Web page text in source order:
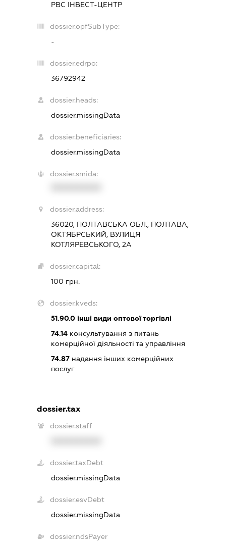
РВС ІНВЕСТ-ЦЕНТР
dossier.opfSubType:
-
dossier.edrpo:
36792942
dossier.heads:
dossier.missingData
dossier.beneficiaries:
dossier.missingData
dossier.smida:
dossier.address:
36020, ПОЛТАВСЬКА ОБЛ., ПОЛТАВА,
ОКТЯБРСЬКИЙ, ВУЛИЦЯ
КОТЛЯРЕВСЬКОГО, 2А
dossier.capital:
100 грн.
dossier.kveds:
51.90.0 інші види оптової торгівлі
74.14 консультування з питань
комерційної діяльності та управління
74.87 надання інших комерційних
послуг
dossier.tax
dossier.staff
dossier.taxDebt
dossier.missingData
dossier.esvDebt
dossier.missingData
dossier.ndsPayer